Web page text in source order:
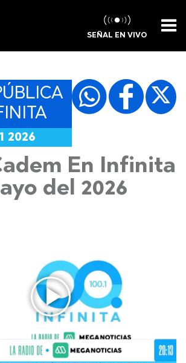
SEÑAL EN VIVO
2026
En Infinita
del 2026